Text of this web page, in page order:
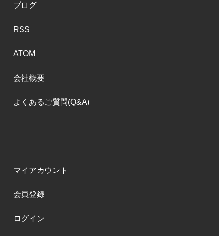
ブログ
RSS
ATOM
会社概要
よくあるご質問(Q&A)
マイアカウント
会員登録
ログイン